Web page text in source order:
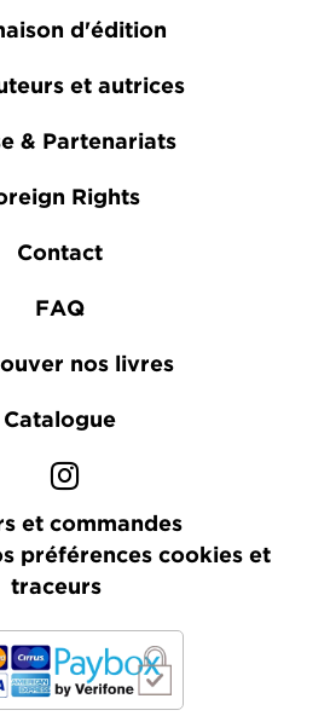
d'édition
et autrices
& Partenariats
Rights
Contact
FAQ
nos livres
Catalogue
et commandes
préférences cookies et
traceurs